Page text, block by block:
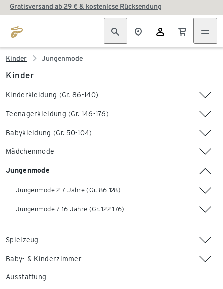
Gratisversand ab 29 € & kostenlose Rücksendung
Kinder Jungenmode
Kinder
Kinderkleidung (Gr. 86-140)
Teenagerkleidung (Gr. 146-176)
Babykleidung (Gr. 50-104)
Mädchenmode
Jungenmode
Jungenmode 2-7 Jahre (Gr. 86-128)
Jungenmode 7-16 Jahre (Gr. 122-176)
Spielzeug
Baby- & Kinderzimmer
Ausstattung